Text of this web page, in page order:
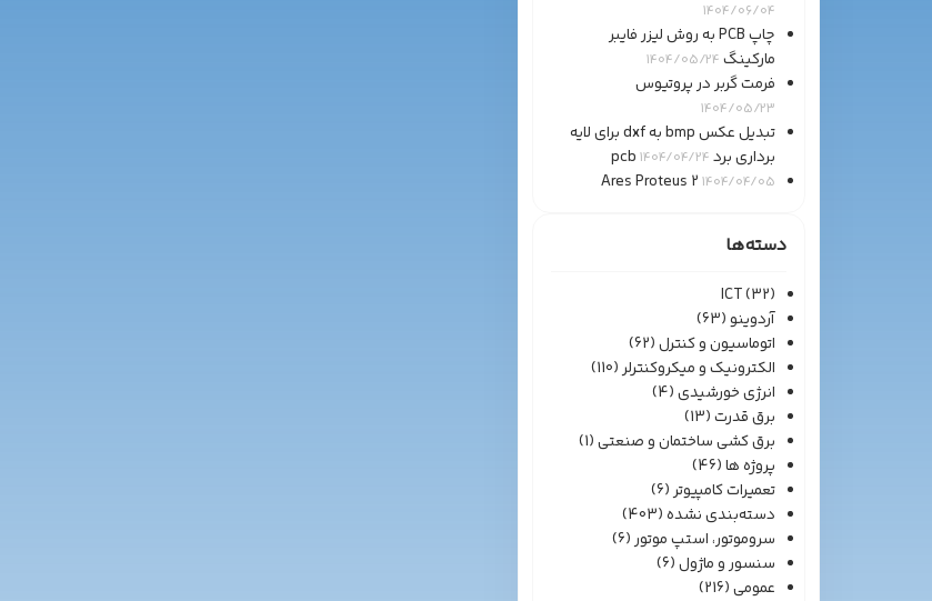
1404/06/04
چاپ PCB به روش لیزر فایبر
مارکینگ 1404/05/24
فرمت گربر در پروتیوس
1404/05/23
تبدیل عکس bmp به dxf برای لایه
برداری برد pcb 1404/04/24
Ares Proteus 2 1404/04/05
دسته‌ها
ICT(32)
آردوینو(63)
اتوماسیون و کنترل(62)
الکترونیک و میکروکنترلر(110)
انرژی خورشیدی(4)
برق قدرت(13)
برق کشی ساختمان و صنعتی(1)
پروژه ها(46)
تعمیرات کامپیوتر(6)
دسته‌بندی نشده(403)
سروموتور، استپ موتور(6)
سنسور و ماژول(6)
عمومی(216)